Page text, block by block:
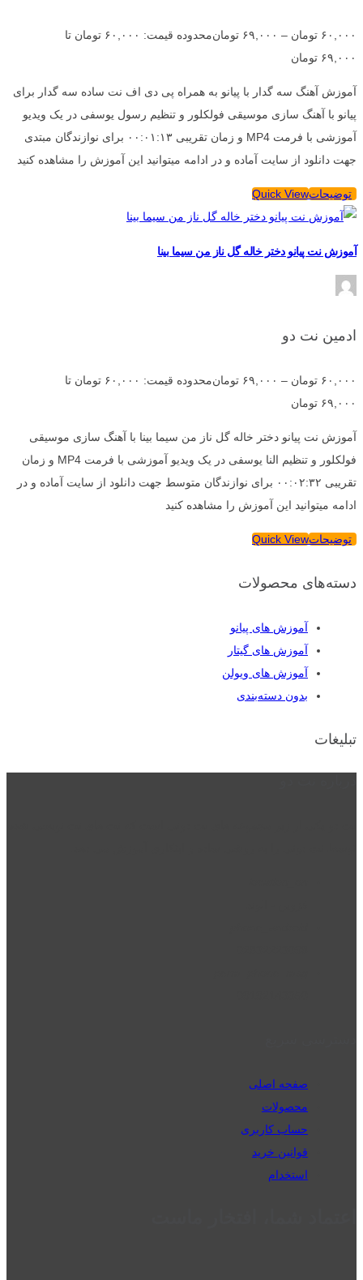
۶۰,۰۰۰ تومان – ۶۹,۰۰۰ تومان
محدوده قیمت: ۶۰,۰۰۰ تومان تا
۶۹,۰۰۰ تومان
آموزش آهنگ سه گدار با پیانو به همراه پی دی اف نت ساده سه گدار برای
پیانو با آهنگ سازی موسیقی فولکلور و تنظیم رسول یوسفی در یک ویدیو
آموزشی با فرمت MP4 و زمان تقریبی ۰۰:۰۱:۱۳ برای نوازندگان مبتدی
جهت دانلود از سایت آماده و در ادامه میتوانید این آموزش را مشاهده کنید
توضیحاتQuick View
آموزش نت پیانو دختر خاله گل ناز من سیما بینا
ادمین نت دو
۶۰,۰۰۰ تومان – ۶۹,۰۰۰ تومان
محدوده قیمت: ۶۰,۰۰۰ تومان تا
۶۹,۰۰۰ تومان
آموزش نت پیانو دختر خاله گل ناز من سیما بینا با آهنگ سازی موسیقی
فولکلور و تنظیم النا یوسفی در یک ویدیو آموزشی با فرمت MP4 و زمان
تقریبی ۰۰:۰۲:۳۲ برای نوازندگان متوسط جهت دانلود از سایت آماده و در
ادامه میتوانید این آموزش را مشاهده کنید
توضیحاتQuick View
دسته‌های محصولات
آموزش های پیانو
آموزش های گیتار
آموزش های ویولن
بدون دسته‌بندی
تبلیغات
صفحه اصلی
محصولات
حساب کاربری
قوانین خرید
استخدام